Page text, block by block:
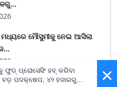
ମୌସୁମୀକୁ ନେଇ ଆସିଲା
: ଜୁଲାଇ ନିର୍ଧୁମ ଢାଳିଲା,
×
ଫୁଡ୍ ପ୍ରୋସେସିଂ ହବ୍ କରିବା
ପଦକ୍ଷେପ, ୪୨ ହଜାରରୁ